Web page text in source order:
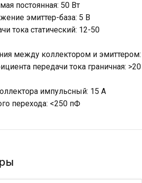
постоянная: 50 Вт
эмиттер-база: 5 В
тока статический: 12-50
между коллектором и эмиттером:
передачи тока граничная: >20
импульсный: 15 А
перехода: <250 пФ